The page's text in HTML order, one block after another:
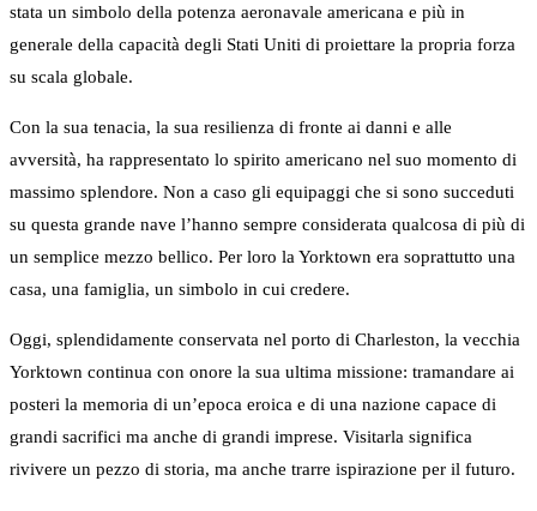
stata un simbolo della potenza aeronavale americana e più in
generale della capacità degli Stati Uniti di proiettare la propria forza
su scala globale.
Con la sua tenacia, la sua resilienza di fronte ai danni e alle
avversità, ha rappresentato lo spirito americano nel suo momento di
massimo splendore. Non a caso gli equipaggi che si sono succeduti
su questa grande nave l’hanno sempre considerata qualcosa di più di
un semplice mezzo bellico. Per loro la Yorktown era soprattutto una
casa, una famiglia, un simbolo in cui credere.
Oggi, splendidamente conservata nel porto di Charleston, la vecchia
Yorktown continua con onore la sua ultima missione: tramandare ai
posteri la memoria di un’epoca eroica e di una nazione capace di
grandi sacrifici ma anche di grandi imprese. Visitarla significa
rivivere un pezzo di storia, ma anche trarre ispirazione per il futuro.